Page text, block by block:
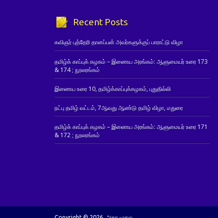
Recent Posts
கவிஞர் புத்தேரி தானப்பன் அவர்களுக்குப் பாராட்டு விழா
தமிழ்க் காப்புக் கழகம் – இணைய அரங்கம்: ஆளுமையர் உரை 173
& 174 ; நூலரங்கம்
இணைய உரை 10, தமிழ்க்காப்புக்கழகம், புதுதில்லி
நட்பு தமிழ் வட்டம், 7ஆவது ஆண்டு தமிழ் விழா, மதுரை
தமிழ்க் காப்புக் கழகம் – இணைய அரங்கம்: ஆளுமையர் உரை 171
& 172 ; நூலரங்கம்